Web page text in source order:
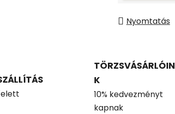
Nyomtatás
TÖRZSVÁSÁRLÓIN
K
10% kedvezményt
kapnak